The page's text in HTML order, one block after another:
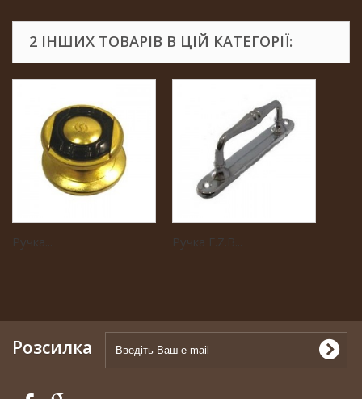
2 ІНШИХ ТОВАРІВ В ЦІЙ КАТЕГОРІЇ:
Ручка... Ручка F.Z.B...
Розсилка